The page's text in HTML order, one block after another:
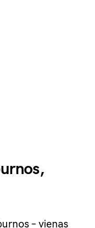
– vienas